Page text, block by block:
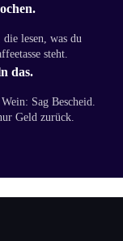
lesen, was du
steht.
das.
Sag Bescheid.
Geld zurück.